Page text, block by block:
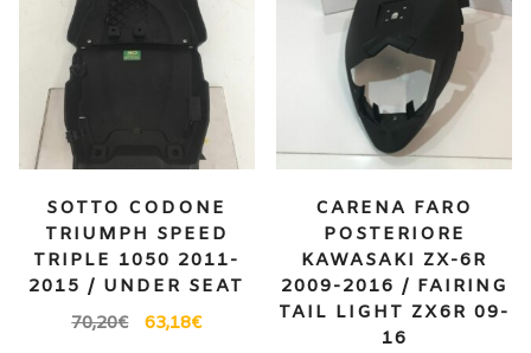
SOTTO CODONE
TRIUMPH SPEED
TRIPLE 1050 2011-
2015 / UNDER SEAT
70,20€ 63,18€
CARENA FARO
POSTERIORE
KAWASAKI ZX-6R
2009-2016 / FAIRING
TAIL LIGHT ZX6R 09-
16